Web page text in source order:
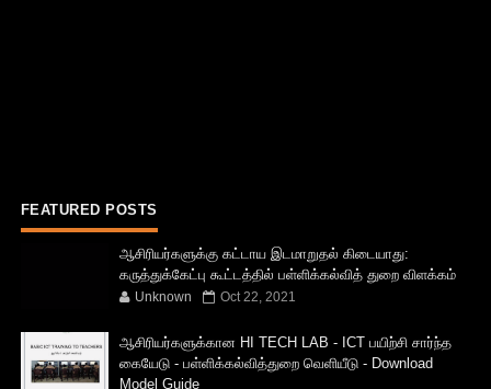
FEATURED POSTS
ஆசிரியர்களுக்கு கட்டாய இடமாறுதல் கிடையாது:
கருத்துக்கேட்பு கூட்டத்தில் பள்ளிக்கல்வித் துறை விளக்கம்
Unknown Oct 22, 2021
ஆசிரியர்களுக்கான HI TECH LAB - ICT பயிற்சி சார்ந்த
கையேடு - பள்ளிக்கல்வித்துறை வெளியீடு - Download
Model Guide